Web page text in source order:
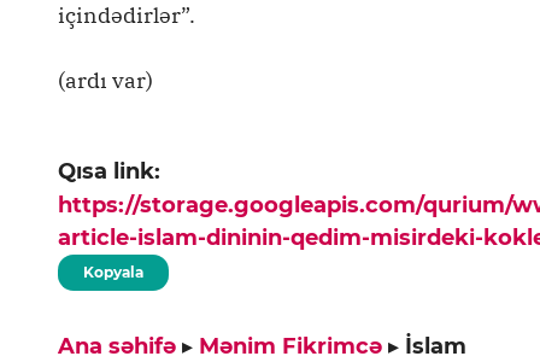
içindədirlər”.
(ardı var)
Qısa link:
https://storage.googleapis.com/qurium/
article-islam-dininin-qedim-misirdeki-
Kopyala
Ana səhifə ▸ Mənim Fikrimcə ▸ İslam